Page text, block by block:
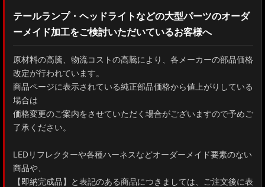
テールランプ・ヘッドライトなどの大型パーツのオーダ
ーメイド加工をご検討いただいているお客様へ
原材料の高騰、物流コストの高騰により、各メーカーの部品価格
改定が行われています。
商品ページに表示されている純正部品価格から値上がりしている
場合は
価格変更のご案内をさせていただく場合がございますので予めご
了承ください。
LEDリフレクターや各種ハーネスなどオーダーメイド要素のない
商品や、
【即納完成品】と表記のある商品につきましては、ご注文後に表